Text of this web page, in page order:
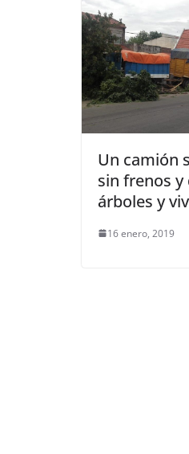
Un camión
sin frenos y
árboles y
16 enero, 2019